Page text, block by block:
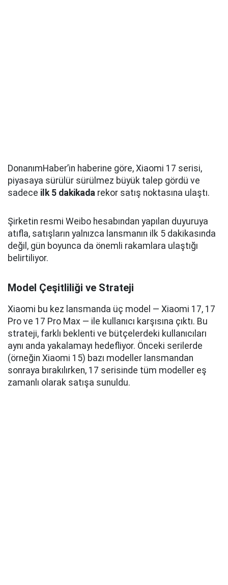
DonanımHaber’in haberine göre, Xiaomi 17 serisi,
piyasaya sürülür sürülmez büyük talep gördü ve
sadece ilk 5 dakikada rekor satış noktasına ulaştı.
Şirketin resmi Weibo hesabından yapılan duyuruya
atıfla, satışların yalnızca lansmanın ilk 5 dakikasında
değil, gün boyunca da önemli rakamlara ulaştığı
belirtiliyor.
Model Çeşitliliği ve Strateji
Xiaomi bu kez lansmanda üç model — Xiaomi 17, 17
Pro ve 17 Pro Max — ile kullanıcı karşısına çıktı. Bu
strateji, farklı beklenti ve bütçelerdeki kullanıcıları
aynı anda yakalamayı hedefliyor. Önceki serilerde
(örneğin Xiaomi 15) bazı modeller lansmandan
sonraya bırakılırken, 17 serisinde tüm modeller eş
zamanlı olarak satışa sunuldu.